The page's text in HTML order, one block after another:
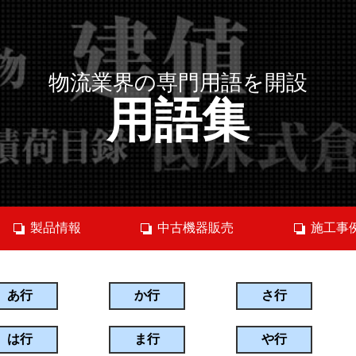
物流業界の専門用語を開設
用語集
製品情報 中古機器販売 施工事
あ行 か行 さ行
は行 ま行 や行